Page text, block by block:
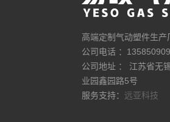
高端定制气动塑件生产
公司电话 ：
公司地址 ： 江苏省无
业园鑫园路5号
服务支持： 远亚科技